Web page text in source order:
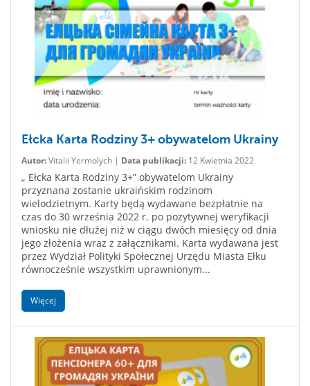
Ełcka Karta Rodziny 3+ obywatelom Ukrainy
Autor:Vitalii Yermolych | Data publikacji: 12 Kwietnia 2022
„ Ełcka Karta Rodziny 3+” obywatelom Ukrainy
przyznana zostanie ukraińskim rodzinom
wielodzietnym. Karty będą wydawane bezpłatnie na
czas do 30 września 2022 r. po pozytywnej weryfikacji
wniosku nie dłużej niż w ciągu dwóch miesięcy od dnia
jego złożenia wraz z załącznikami. Karta wydawana jest
przez Wydział Polityki Społecznej Urzędu Miasta Ełku
równocześnie wszystkim uprawnionym...
Więcej